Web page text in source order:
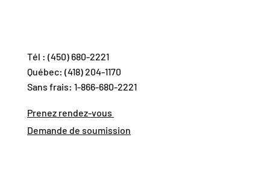
Tél : (450) 680-2221
Québec: (418) 204-1170
Sans frais: 1-866-680-2221
Prenez rendez-vous
Demande de soumission